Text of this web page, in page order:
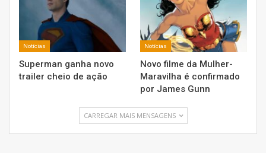
Notícias
Superman ganha novo
trailer cheio de ação
Notícias
Novo filme da Mulher-
Maravilha é confirmado
por James Gunn
CARREGAR MAIS MENSAGENS